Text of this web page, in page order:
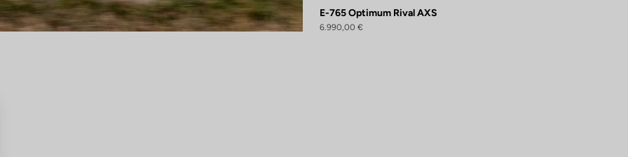
E-765 Optimum Rival AXS
6.990,00 €